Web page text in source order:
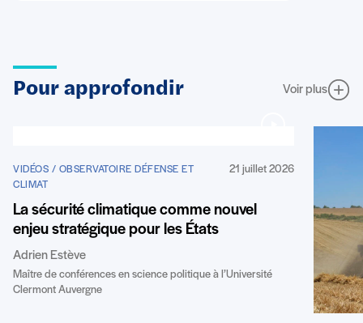
Pour approfondir Voir plus
VIDÉOS / OBSERVATOIRE DÉFENSE ET
CLIMAT
21 juillet 2026
La sécurité climatique comme nouvel
enjeu stratégique pour les États
Adrien Estève
Maître de conférences en science politique à l’Université
Clermont Auvergne